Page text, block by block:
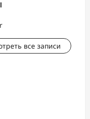
все записи